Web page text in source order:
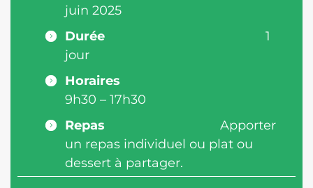
juin 2025
Durée
1
jour
Horaires
9h30 – 17h30
Repas Apporter
un repas individuel ou plat ou
dessert à partager.